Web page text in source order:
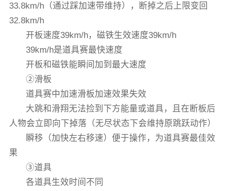
33.8km/h（通过踩加速带维持），断掉之后上限变回
32.8km/h
开板速度39km/h，磁铁生效速度39km/h
39km/h是道具赛最快速度
开板和磁铁能瞬间加到最大速度
②滑板
道具赛中加速滑板加速效果失效
大跳和滑翔无法捡到下方能量或道具，且在断板后
人物会立即向下掉落（无尽状态下会维持原跳跃动作）
瞬移（加快左右移速）便于操作，为道具赛最佳效
果
③道具
各道具生效时间不同